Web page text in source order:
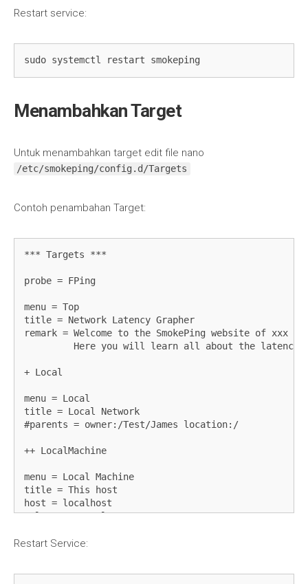
Restart service:
sudo systemctl restart smokeping
Menambahkan Target
Untuk menambahkan target edit file nano
/etc/smokeping/config.d/Targets
Contoh penambahan Target:
*** Targets ***
probe = FPing
menu = Top
title = Network Latency Grapher
remark = Welcome to the SmokePing website of xxx
Here you will learn all about the latency
+ Local
menu = Local
title = Local Network
#parents = owner:/Test/James location:/
++ LocalMachine
menu = Local Machine
title = This host
host = localhost
#alerts = someloss
Restart Service: